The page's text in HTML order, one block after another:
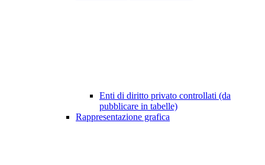
Enti di diritto privato controllati (da
pubblicare in tabelle)
Rappresentazione grafica